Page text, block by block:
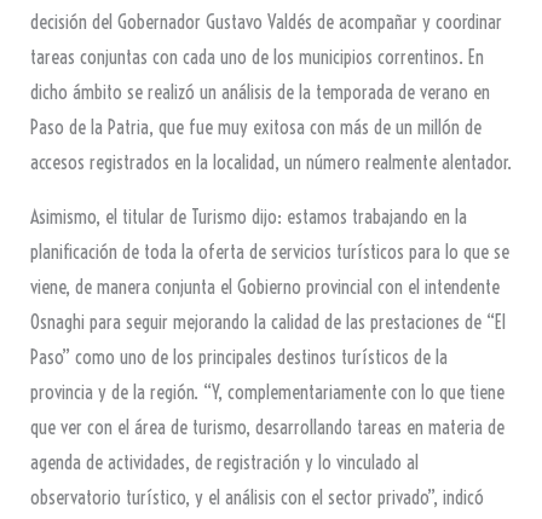
decisión del Gobernador Gustavo Valdés de acompañar y coordinar
tareas conjuntas con cada uno de los municipios correntinos. En
dicho ámbito se realizó un análisis de la temporada de verano en
Paso de la Patria, que fue muy exitosa con más de un millón de
accesos registrados en la localidad, un número realmente alentador.
Asimismo, el titular de Turismo dijo: estamos trabajando en la
planificación de toda la oferta de servicios turísticos para lo que se
viene, de manera conjunta el Gobierno provincial con el intendente
Osnaghi para seguir mejorando la calidad de las prestaciones de “El
Paso” como uno de los principales destinos turísticos de la
provincia y de la región. “Y, complementariamente con lo que tiene
que ver con el área de turismo, desarrollando tareas en materia de
agenda de actividades, de registración y lo vinculado al
observatorio turístico, y el análisis con el sector privado”, indicó